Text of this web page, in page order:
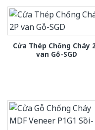
Cửa Thép Chống Cháy
van Gỗ-SGD